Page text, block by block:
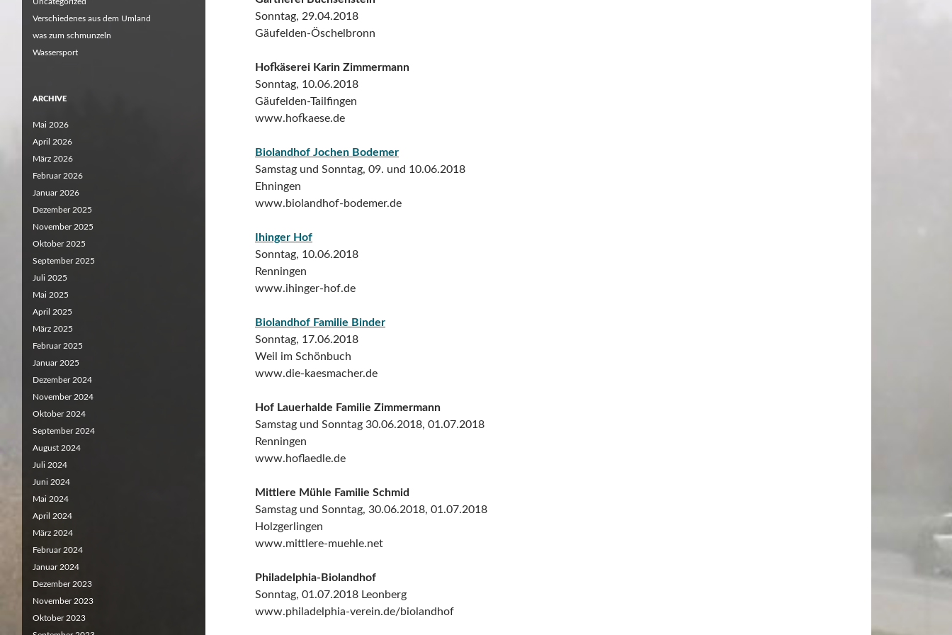
Sonntag, 29.04.2018
Gäufelden-Öschelbronn
Hofkäserei Karin Zimmermann
Sonntag, 10.06.2018
Gäufelden-Tailfingen
www.hofkaese.de
Biolandhof Jochen Bodemer
Samstag und Sonntag, 09. und 10.06.2018
Ehningen
www.biolandhof-bodemer.de
Ihinger Hof
Sonntag, 10.06.2018
Renningen
www.ihinger-hof.de
Biolandhof Familie Binder
Sonntag, 17.06.2018
Weil im Schönbuch
www.die-kaesmacher.de
Hof Lauerhalde Familie Zimmermann
Samstag und Sonntag 30.06.2018, 01.07.2018
Renningen
www.hoflaedle.de
Mittlere Mühle Familie Schmid
Samstag und Sonntag, 30.06.2018, 01.07.2018
Holzgerlingen
www.mittlere-muehle.net
Philadelphia-Biolandhof
Sonntag, 01.07.2018 Leonberg
www.philadelphia-verein.de/biolandhof
Verschiedenes aus dem Umland
was zum schmunzeln
Wassersport
ARCHIVE
Mai 2026
April 2026
März 2026
Februar 2026
Januar 2026
Dezember 2025
November 2025
Oktober 2025
September 2025
Juli 2025
Mai 2025
April 2025
März 2025
Februar 2025
Januar 2025
Dezember 2024
November 2024
Oktober 2024
September 2024
August 2024
Juli 2024
Juni 2024
Mai 2024
April 2024
März 2024
Februar 2024
Januar 2024
Dezember 2023
November 2023
Oktober 2023